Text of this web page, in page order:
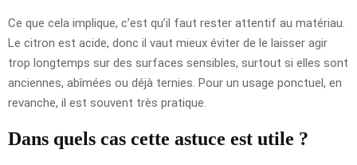
Ce que cela implique, c’est qu’il faut rester attentif au matériau.
Le citron est acide, donc il vaut mieux éviter de le laisser agir
trop longtemps sur des surfaces sensibles, surtout si elles sont
anciennes, abîmées ou déjà ternies. Pour un usage ponctuel, en
revanche, il est souvent très pratique.
Dans quels cas cette astuce est utile ?